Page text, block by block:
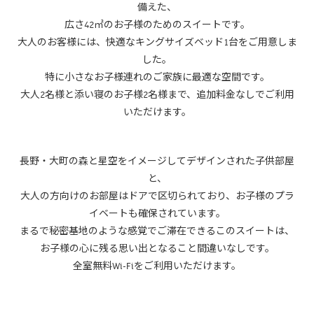
備えた、
広さ42㎡のお子様のためのスイートです。
大人のお客様には、快適なキングサイズベッド1台をご用意しま
した。
特に小さなお子様連れのご家族に最適な空間です。
大人2名様と添い寝のお子様2名様まで、追加料金なしでご利用
いただけます。
長野・大町の森と星空をイメージしてデザインされた子供部屋
と、
大人の方向けのお部屋はドアで区切られており、お子様のプラ
イベートも確保されています。
まるで秘密基地のような感覚でご滞在できるこのスイートは、
お子様の心に残る思い出となること間違いなしです。
全室無料Wi-Fiをご利用いただけます。